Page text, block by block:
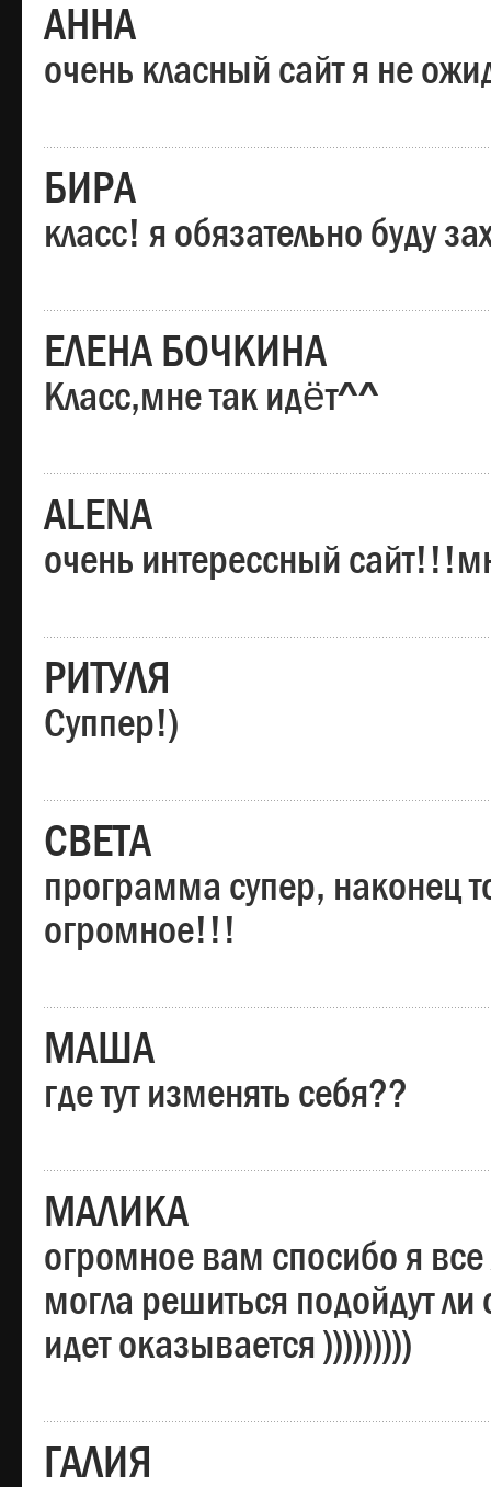
АННА
очень класный сайт я не
БИРА
класс! я обязательно буду
ЕЛЕНА БОЧКИНА
Класс,мне так идёт^^
ALENA
очень интерессный
РИТУЛЯ
Суппер!)
СВЕТА
программа супер, наконец
огромное!!!
МАША
где тут изменять себя??
МАЛИКА
огромное вам спосибо я
могла решиться подойдут ли
идет оказывается )))))))))
ГАЛИЯ